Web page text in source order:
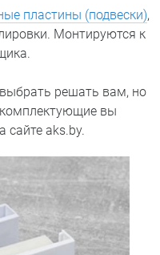
пластины (подвески),
Монтируются к
решать вам, но
вы
сайте aks.by.